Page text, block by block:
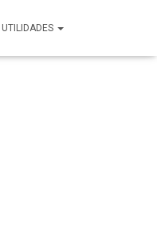
UTILIDADES